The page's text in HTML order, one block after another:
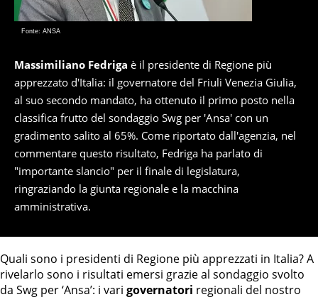
Fonte: ANSA
Massimiliano Fedriga è il presidente di Regione più
apprezzato d'Italia: il governatore del Friuli Venezia Giulia,
al suo secondo mandato, ha ottenuto il primo posto nella
classifica frutto del sondaggio Swg per 'Ansa' con un
gradimento salito al 65%. Come riportato dall'agenzia, nel
commentare questo risultato, Fedriga ha parlato di
"importante slancio" per il finale di legislatura,
ringraziando la giunta regionale e la macchina
amministrativa.
Quali sono i presidenti di Regione più apprezzati in Italia? A
rivelarlo sono i risultati emersi grazie al sondaggio svolto
da Swg per ‘Ansa’: i vari governatori regionali del nostro